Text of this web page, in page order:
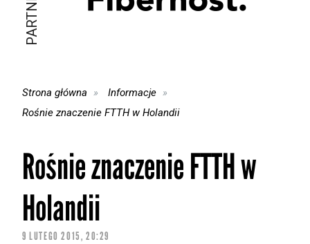
Strona główna
Informacje
Rośnie znaczenie FTTH w Holandii
Rośnie znaczenie FTTH w
Holandii
9 LUTEGO 2015, 20:29